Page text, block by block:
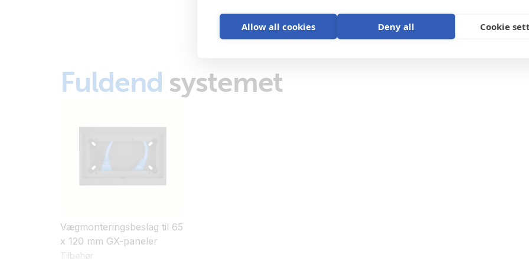
Allow all cookies Deny all Cookie
Fuldend systemet
Vægmonteringsbeslag til 65
x 120 mm GX-paneler
Tilbehør